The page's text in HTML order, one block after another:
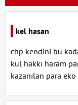
kel hasan
chp kendini bu
kul hakkı haram
kazanılan para